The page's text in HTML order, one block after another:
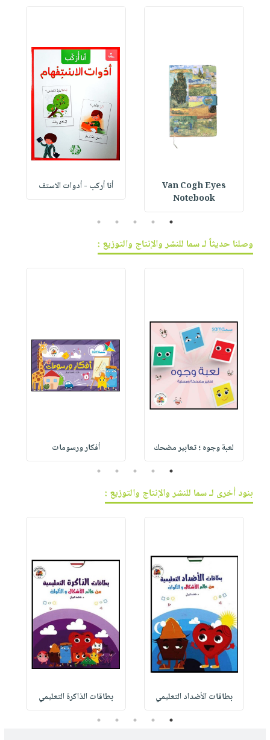
Van Cogh Eyes
Notebook
أنا أركب - أدوات الاستف
1
2
3
4
5
وصلنا حديثاً لـ سما للنشر والإنتاج والتوزيع :
لعبة وجوه ؛ تعابير مضحك أفكار ورسومات
1
2
3
4
5
بنود أخرى لـ سما للنشر والإنتاج والتوزيع :
بطاقات الأضداد التعليمي بطاقات الذاكرة التعليمي
1
2
3
4
5